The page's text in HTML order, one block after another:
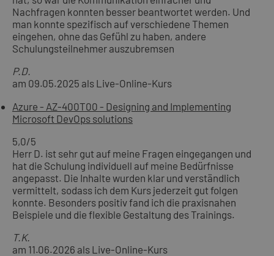
Nachfragen konnten besser beantwortet werden. Und
man konnte spezifisch auf verschiedene Themen
eingehen, ohne das Gefühl zu haben, andere
Schulungsteilnehmer auszubremsen
P.D.
am 09.05.2025 als Live-Online-Kurs
Azure - AZ-400T00 - Designing and Implementing
Microsoft DevOps solutions
5,0/5
Herr D. ist sehr gut auf meine Fragen eingegangen und
hat die Schulung individuell auf meine Bedürfnisse
angepasst. Die Inhalte wurden klar und verständlich
vermittelt, sodass ich dem Kurs jederzeit gut folgen
konnte. Besonders positiv fand ich die praxisnahen
Beispiele und die flexible Gestaltung des Trainings.
T.K.
am 11.06.2026 als Live-Online-Kurs